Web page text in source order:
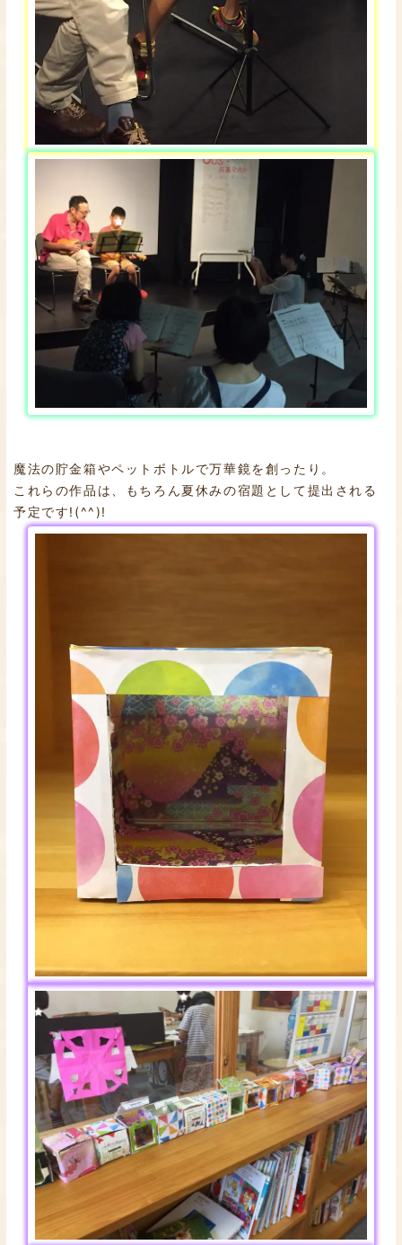
魔法の貯金箱やペットボトルで万華鏡を創ったり。
これらの作品は、もちろん夏休みの宿題として提出される
予定です!(^^)!